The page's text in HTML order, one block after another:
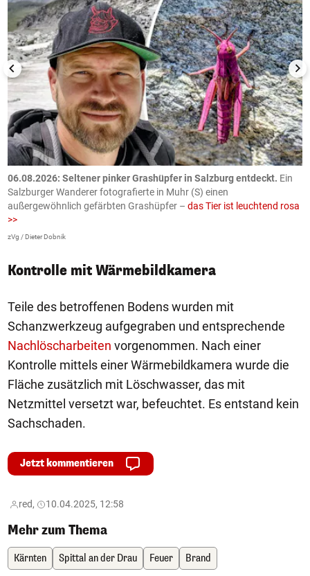
06.08.2026: Seltener pinker Grashüpfer in Salzburg entdeckt. Ein
Salzburger Wanderer fotografierte in Muhr (S) einen
außergewöhnlich gefärbten Grashüpfer – das Tier ist leuchtend rosa
>>
zVg / Dieter Dobnik
Kontrolle mit Wärmebildkamera
Teile des betroffenen Bodens wurden mit
Schanzwerkzeug aufgegraben und entsprechende
Nachlöscharbeiten vorgenommen. Nach einer
Kontrolle mittels einer Wärmebildkamera wurde die
Fläche zusätzlich mit Löschwasser, das mit
Netzmittel versetzt war, befeuchtet. Es entstand kein
Sachschaden.
Jetzt kommentieren
red, 10.04.2025, 12:58
Mehr zum Thema
Kärnten Spittal an der Drau Feuer Brand